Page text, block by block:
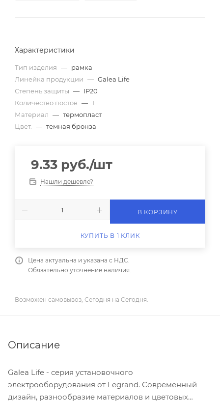
Характеристики
Тип изделия — рамка
Линейка продукции — Galea Life
Степень защиты — IP20
Количество постов — 1
Материал — термопласт
Цвет.
— темная бронза
9.33 руб./шт
Нашли дешевле?
В КОРЗИНУ
КУПИТЬ В 1 КЛИК
Цена актуальна и указана с НДС.
Обязательно уточнение наличия.
Возможен самовывоз, Сегодня на Сегодня.
Описание
Galea Life - серия установочного
электрооборудования от Legrand. Современный
дизайн, разнообразие материалов и цветовых